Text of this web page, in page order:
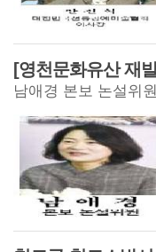
남애경 본보 논설위원